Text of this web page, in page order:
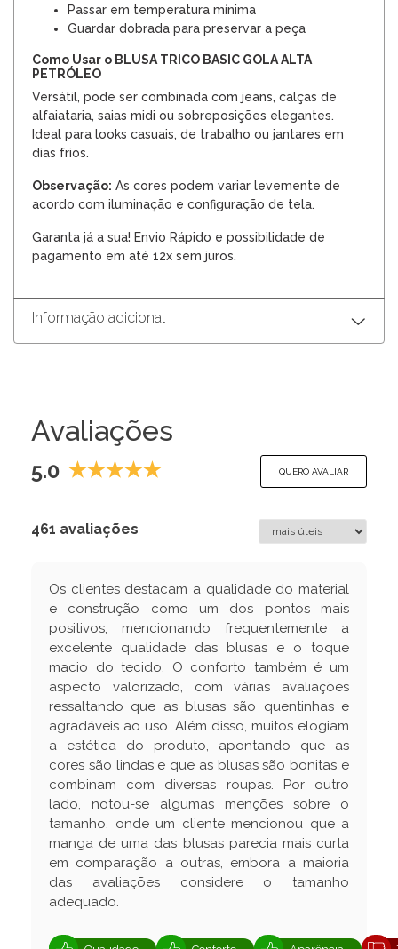
Passar em temperatura mínima
Guardar dobrada para preservar a peça
Como Usar o BLUSA TRICO BASIC GOLA ALTA
PETRÓLEO
Versátil, pode ser combinada com jeans, calças de
alfaiataria, saias midi ou sobreposições elegantes.
Ideal para looks casuais, de trabalho ou jantares em
dias frios.
Observação: As cores podem variar levemente de
acordo com iluminação e configuração de tela.
Garanta já a sua! Envio Rápido e possibilidade de
pagamento em até 12x sem juros.
Informação adicional
Avaliações
5.0 QUERO AVALIAR
461 avaliações
Os clientes destacam a qualidade do material
e construção como um dos pontos mais
positivos, mencionando frequentemente a
excelente qualidade das blusas e o toque
macio do tecido. O conforto também é um
aspecto valorizado, com várias avaliações
ressaltando que as blusas são quentinhas e
agradáveis ao uso. Além disso, muitos elogiam
a estética do produto, apontando que as
cores são lindas e que as blusas são bonitas e
combinam com diversas roupas. Por outro
lado, notou-se algumas menções sobre o
tamanho, onde um cliente mencionou que a
manga de uma das blusas parecia mais curta
em comparação a outras, embora a maioria
das avaliações considere o tamanho
adequado.